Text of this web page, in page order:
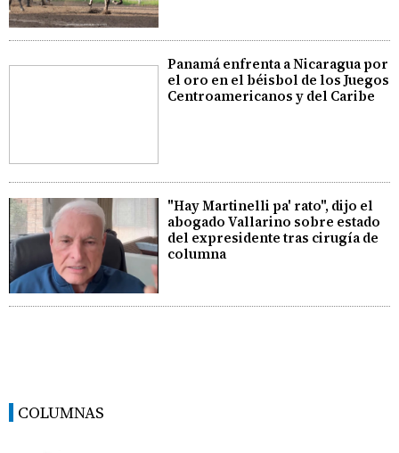
Panamá enfrenta a Nicaragua por
el oro en el béisbol de los Juegos
Centroamericanos y del Caribe
"Hay Martinelli pa' rato", dijo el
abogado Vallarino sobre estado
del expresidente tras cirugía de
columna
COLUMNAS